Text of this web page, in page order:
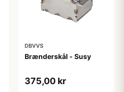
DBVVS
Brænderskål - Susy
375,00 kr